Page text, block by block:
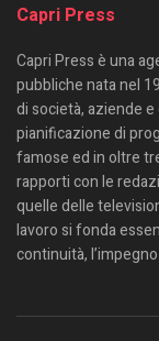
Capri Press
Capri Press è una
pubbliche nata nel
di società, aziende
pianificazione di
famose ed in oltre
rapporti con le
quelle delle
lavoro si fonda
continuità,